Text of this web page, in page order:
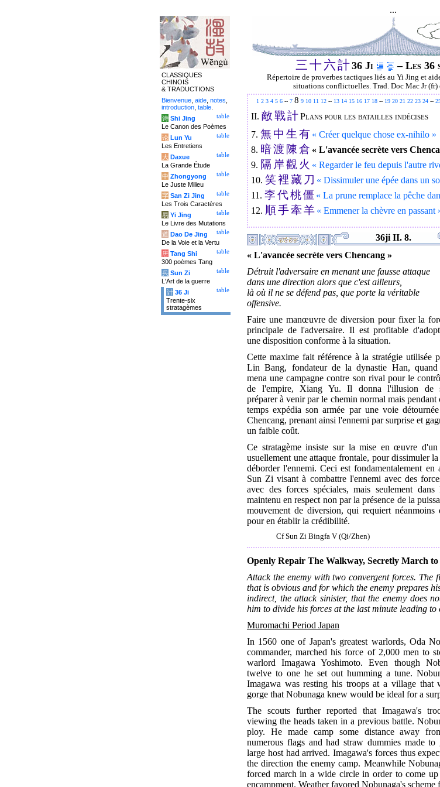
...
三十六計36 Ji – Les 36
Répertoire de proverbes tactiques liés au Yi Jing et
situations conflictuelles. Trad. Doc Mac Jr (fr)
1 2 3 4 5 6 -- 7 8 9 10 11 12 -- 13 14 15 16 17 18 -- 19 20 21 22 23 24 --
II. 敵戰計Plans pour les batailles indécises
7. 無中 生 有 « Créer quelque chose ex-nihilo »
8. 暗渡 陳倉 « L'avancée secrète vers
9. 隔 岸觀 火 « Regarder le feu depuis l'autre
10. 笑裡藏 刀 « Dissimuler une épée dans un
11. 李代桃僵 « La prune remplace la pêche
12. 順手牽羊 « Emmener la chèvre en passant
36ji II. 8.
« L'avancée secrète vers Chencang »
Détruit l'adversaire en menant une fausse attaque
dans une direction alors que c'est ailleurs,
là où il ne se défend pas, que porte la véritable
offensive.
Faire une manœuvre de diversion pour fixer la
principale de l'adversaire. Il est profitable
une disposition conforme à la situation.
Cette maxime fait référence à la stratégie utilisée
Lin Bang, fondateur de la dynastie Han,
mena une campagne contre son rival pour le
de l'empire, Xiang Yu. Il donna l'illusion de
préparer à venir par le chemin normal mais pendant
temps expédia son armée par une voie
Chencang, prenant ainsi l'ennemi par surprise et
un faible coût.
Ce stratagème insiste sur la mise en œuvre
usuellement une attaque frontale, pour dissimuler
déborder l'ennemi. Ceci est fondamentalement en
Sun Zi visant à combattre l'ennemi avec des
avec des forces spéciales, mais seulement
maintenu en respect non par la présence de la
mouvement de diversion, qui requiert néanmoins
pour en établir la crédibilité.
Cf Sun Zi Bingfa V (Qi/Zhen)
Openly Repair The Walkway, Secretly March to
Attack the enemy with two convergent forces. The
that is obvious and for which the enemy prepares
indirect, the attack sinister, that the enemy does
him to divide his forces at the last minute leading to
Muromachi Period Japan
In 1560 one of Japan's greatest warlords, Oda
commander, marched his force of 2,000 men to
warlord Imagawa Yoshimoto. Even though
twelve to one he set out humming a tune.
Imagawa was resting his troops at a village that
gorge that Nobunaga knew would be ideal for a
The scouts further reported that Imagawa's
viewing the heads taken in a previous battle.
ploy. He made camp some distance away
numerous flags and had straw dummies made
large host had arrived. Imagawa's forces thus
the direction the enemy camp. Meanwhile
forced march in a wide circle in order to come
encampment. Weather favored Nobunaga's
CLASSIQUES
CHINOIS
& TRADUCTIONS
Bienvenue aide notes
introduction table
table
诗 Shi Jing
Le Canon des Poèmes
table
论 Lun Yu
Les Entretiens
table
大 Daxue
La Grande Étude
table
中 Zhongyong
Le Juste Milieu
table
字 San Zi Jing
Les Trois Caractères
table
易 Yi Jing
Le Livre des Mutations
table
道 Dao De Jing
De la Voie et la Vertu
table
唐 Tang Shi
300 poèmes Tang
table
兵 Sun Zi
L'Art de la guerre
table
计 36 Ji
Trente-six
stratagèmes